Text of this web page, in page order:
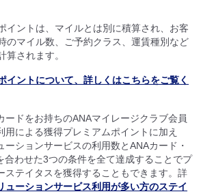
イントは、マイルとは別に積算され、お客
のマイル数、ご予約クラス、運賃種別など
算されます。
イントについて、詳しくはこちらをご覧く
ードをお持ちのANAマイレージクラブ会員
用による獲得プレミアムポイントに加え
ーションサービスの利用数とANAカード・
合わせた3つの条件を全て達成することでプ
ステイタスを獲得することもできます。詳
ューションサービス利用が多い方のステイ